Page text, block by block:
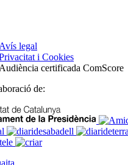
Avís legal
i Cookies
Audiència certificada ComScore
de: